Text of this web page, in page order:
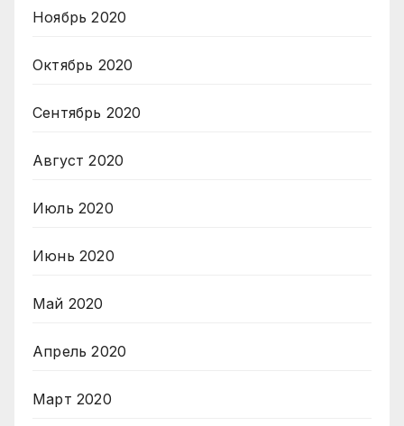
Ноябрь 2020
Октябрь 2020
Сентябрь 2020
Август 2020
Июль 2020
Июнь 2020
Май 2020
Апрель 2020
Март 2020